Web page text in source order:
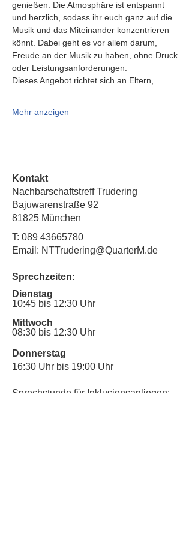
genießen. Die Atmosphäre ist entspannt
und herzlich, sodass ihr euch ganz auf die
Musik und das Miteinander konzentrieren
könnt. Dabei geht es vor allem darum,
Freude an der Musik zu haben, ohne Druck
oder Leistungsanforderungen.
Dieses Angebot richtet sich an Eltern,…
Mehr anzeigen
Kontakt
Nachbarschaftstreff Trudering
Bajuwarenstraße 92
81825 München
T: 089 43665780
Email: NTTrudering@QuarterM.de
Sprechzeiten:
Dienstag
10:45 bis 12:30 Uhr
Mittwoch
08:30 bis 12:30 Uhr
Donnerstag
16:30 Uhr bis 19:00 Uhr
Sprechstunde für Inklusionsanliegen: